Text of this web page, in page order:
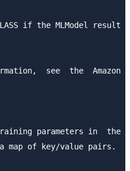
if the MLModel result
see  the  Amazon
parameters in  the
map of key/value pairs.